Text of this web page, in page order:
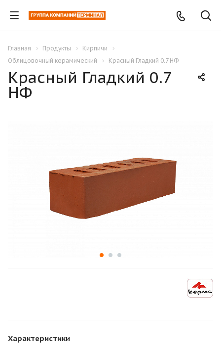
Главная Продукты
Кирпичи
Облицовочный керамический
Красный Гладкий 0.7 НФ
Красный Гладкий 0.7
НФ
Характеристики